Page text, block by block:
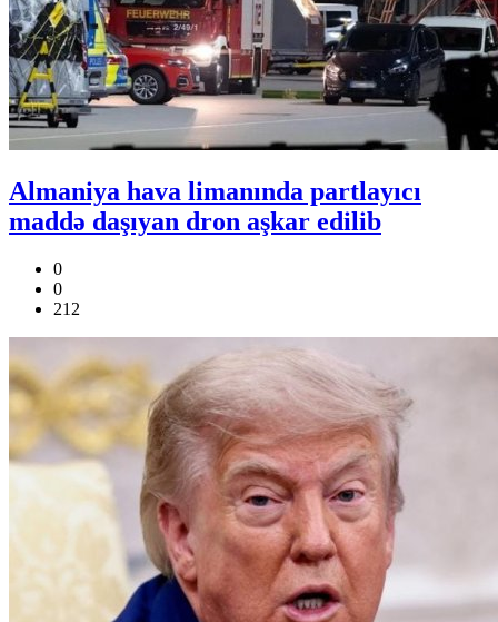
Almaniya hava limanında partlayıcı
maddə daşıyan dron aşkar edilib
0
0
212